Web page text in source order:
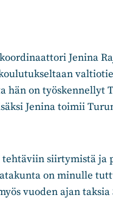
Jenina
on työskennellyt
Jenina toimii
siirtymistä ja
on minulle
vuoden ajan taksia